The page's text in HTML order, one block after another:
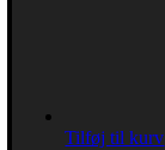
Tilføj til kurv